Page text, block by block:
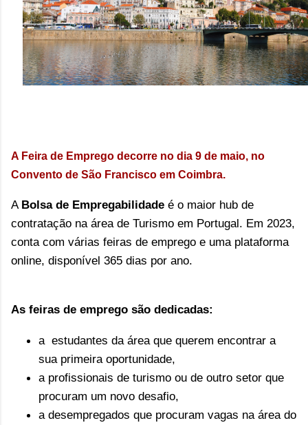
A Feira de Emprego decorre no dia 9 de maio, no
Convento de São Francisco em Coimbra.
A Bolsa de Empregabilidade é o maior hub de
contratação na área de Turismo em Portugal. Em 2023,
conta com várias feiras de emprego e uma plataforma
online, disponível 365 dias por ano.
As feiras de emprego são dedicadas:
a estudantes da área que querem encontrar a
sua primeira oportunidade,
a profissionais de turismo ou de outro setor que
procuram um novo desafio,
a desempregados que procuram vagas na área do